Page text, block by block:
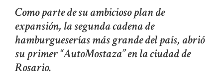
Como parte de su ambicioso plan de
expansión, la segunda cadena de
hamburgueserías más grande del país, abrió
su primer “AutoMostaza” en la ciudad de
Rosario.